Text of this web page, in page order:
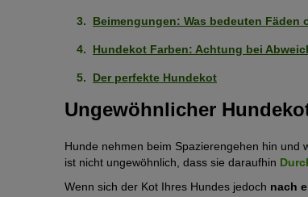
Beimengungen: Was bedeuten Fäden
Hundekot Farben: Achtung bei
Der perfekte Hundekot
Ungewöhnlicher
Hunde nehmen beim Spazierengehen hin
ist nicht ungewöhnlich, dass sie daraufhin
Wenn sich der Kot Ihres Hundes jedoch nach